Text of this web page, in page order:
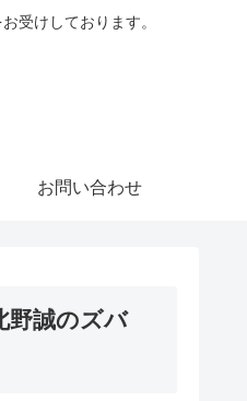
受けしております。
お問い合わせ
野誠のズバ